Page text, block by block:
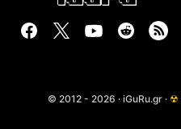
© 2012 - 2026 · iGuRu.gr · ☢